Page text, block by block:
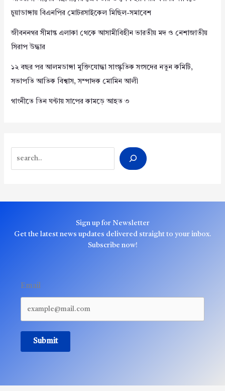
চুয়াডাঙ্গায় বিএনপির মোটরসাইকেল মিছিল-সমাবেশ
জীবননগর সীমান্ত এলাকা থেকে আসামীবিহীন ভারতীয় মদ ও নেশাজাতীয়
সিরাপ উদ্ধার
১২ বছর পর আলমডাঙ্গা মুক্তিযোদ্ধা সাংস্কৃতিক সংসদের নতুন কমিটি,
সভাপতি আতিক বিশ্বাস, সম্পাদক মোমিন আলী
গাংনীতে তিন ঘন্টায় সাপের কামড়ে আহত ৩
Sign up for Newsletter
Get the latest news updates delivered straight to your inbox.
Subscribe now!
Email
Submit